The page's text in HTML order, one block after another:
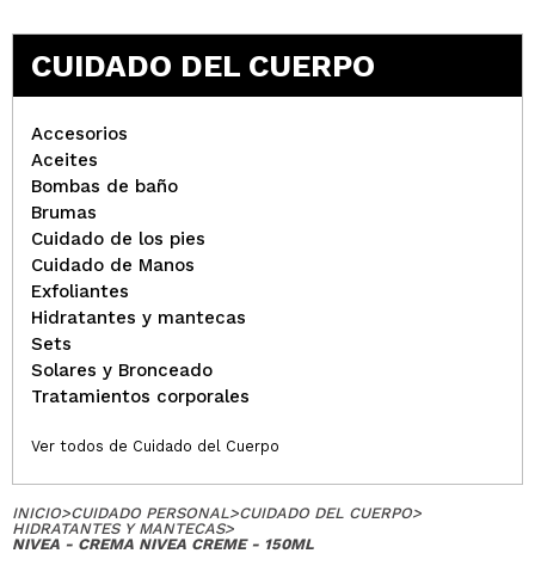
CUIDADO DEL CUERPO
Accesorios
Aceites
Bombas de baño
Brumas
Cuidado de los pies
Cuidado de Manos
Exfoliantes
Hidratantes y mantecas
Sets
Solares y Bronceado
Tratamientos corporales
Ver todos de Cuidado del Cuerpo
INICIO>CUIDADO PERSONAL>CUIDADO DEL CUERPO>
HIDRATANTES Y MANTECAS>
NIVEA - CREMA NIVEA CREME - 150ML